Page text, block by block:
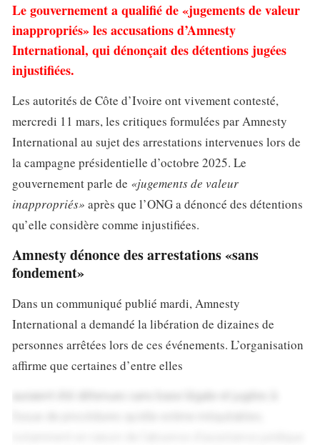
Le gouvernement a qualifié de «jugements de valeur
inappropriés» les accusations d’Amnesty
International, qui dénonçait des détentions jugées
injustifiées.
Les autorités de Côte d’Ivoire ont vivement contesté,
mercredi 11 mars, les critiques formulées par Amnesty
International au sujet des arrestations intervenues lors de
la campagne présidentielle d’octobre 2025. Le
gouvernement parle de «jugements de valeur
inappropriés» après que l’ONG a dénoncé des détentions
qu’elle considère comme injustifiées.
Amnesty dénonce des arrestations «sans
fondement»
Dans un communiqué publié mardi, Amnesty
International a demandé la libération de dizaines de
personnes arrêtées lors de ces événements. L’organisation
affirme que certaines d’entre elles